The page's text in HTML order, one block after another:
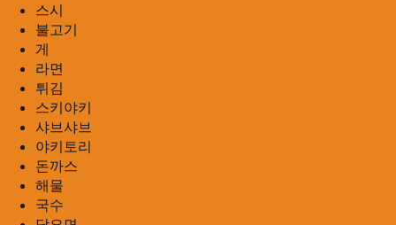
스시
불고기
게
라면
튀김
스키야키
샤브샤브
야키토리
돈까스
해물
국수